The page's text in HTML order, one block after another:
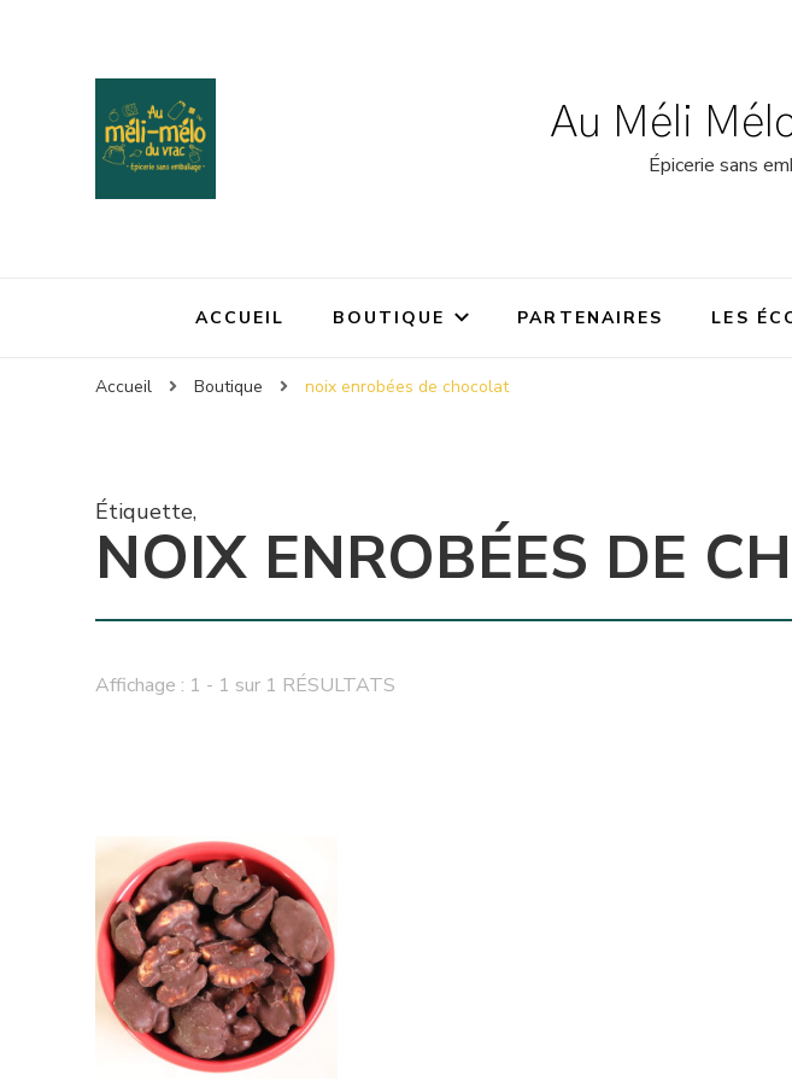
Au Méli
Épicerie sans
ACCUEIL BOUTIQUE PARTENAIRES LES
Accueil Boutique noix enrobées de chocolat
Étiquette,
NOIX ENROBÉES DE
Affichage : 1 - 1 sur 1 RÉSULTATS